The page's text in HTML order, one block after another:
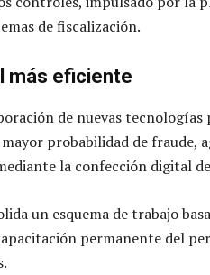
de fiscalización.
más eficiente
de nuevas
probabilidad de fraude,
la confección digital
un esquema de trabajo
permanente del